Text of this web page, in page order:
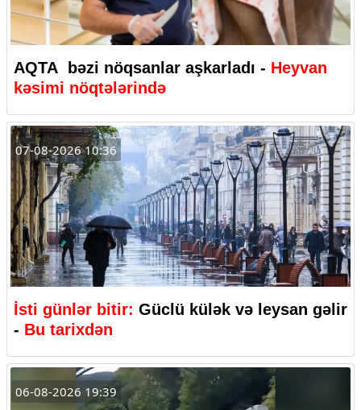
AQTA bəzi nöqsanlar aşkarladı - Heyvan
kəsimi nöqtələrində
07-08-2026 10:36
İsti günlər bitir: Güclü külək və leysan gəlir
- Bu tarixdən
06-08-2026 19:39